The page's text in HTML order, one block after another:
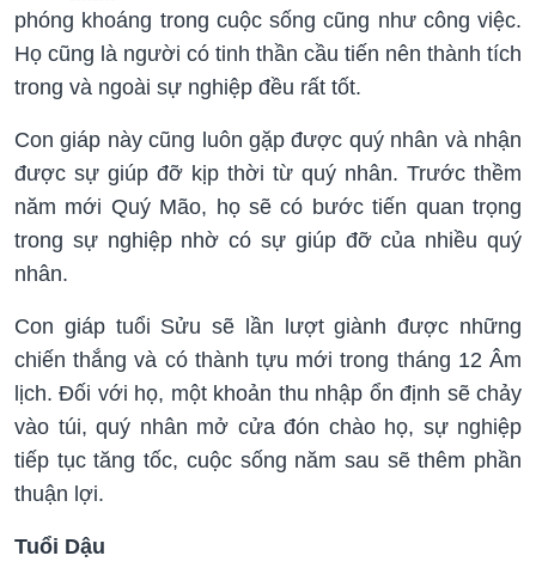
phóng khoáng trong cuộc sống cũng như công việc.
Họ cũng là người có tinh thần cầu tiến nên thành tích
trong và ngoài sự nghiệp đều rất tốt.
Con giáp này cũng luôn gặp được quý nhân và nhận
được sự giúp đỡ kịp thời từ quý nhân. Trước thềm
năm mới Quý Mão, họ sẽ có bước tiến quan trọng
trong sự nghiệp nhờ có sự giúp đỡ của nhiều quý
nhân.
Con giáp tuổi Sửu sẽ lần lượt giành được những
chiến thắng và có thành tựu mới trong tháng 12 Âm
lịch. Đối với họ, một khoản thu nhập ổn định sẽ chảy
vào túi, quý nhân mở cửa đón chào họ, sự nghiệp
tiếp tục tăng tốc, cuộc sống năm sau sẽ thêm phần
thuận lợi.
Tuổi Dậu